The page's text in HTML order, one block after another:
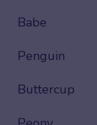
Babe
Penguin
Buttercup